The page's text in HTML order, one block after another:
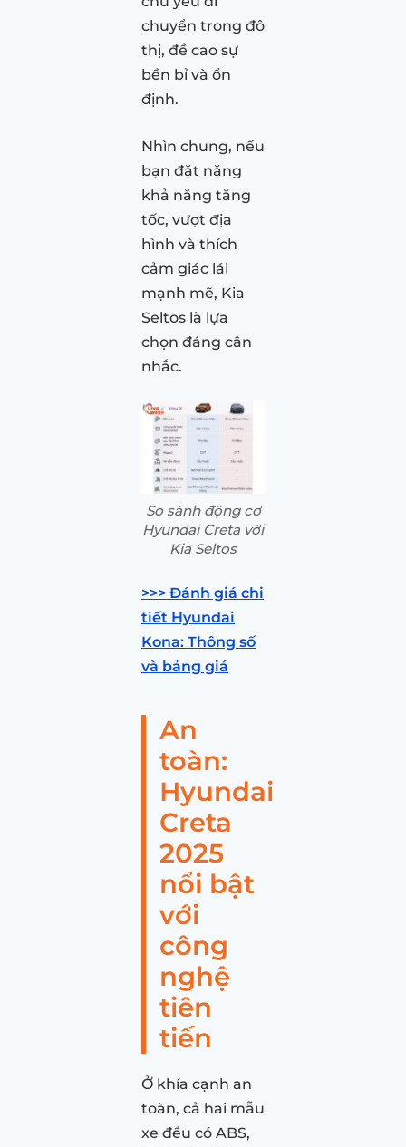
chuyển trong đô
thị, đề cao sự
bền bỉ và ổn
định.
Nhìn chung, nếu
bạn đặt nặng
khả năng tăng
tốc, vượt địa
hình và thích
cảm giác lái
mạnh mẽ, Kia
Seltos là lựa
chọn đáng cân
nhắc.
So sánh động cơ
Hyundai Creta với
Kia Seltos
>>> Đánh giá chi
tiết Hyundai
Kona: Thông số
và bảng giá
An
toàn:
Hyundai
Creta
2025
nổi bật
với
công
nghệ
tiên
tiến
Ở khía cạnh an
toàn, cả hai mẫu
xe đều có ABS,